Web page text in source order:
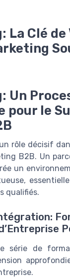
La Clé
Un
pour le
rôle décisif
B2B. Un
un
qualifiés.
série de